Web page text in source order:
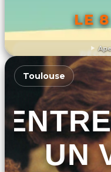
LE
Toulouse
UN